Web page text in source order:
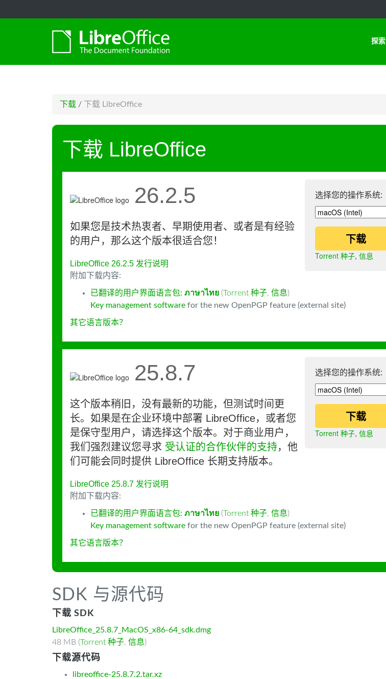
探索
下载 / 下载 LibreOffice
下载 LibreOffice
选择您的操作系统:
下载
Torrent 种子, 信息
26.2.5
如果您是技术热衷者、早期使用者、或者是有经验
的用户，那么这个版本很适合您！
LibreOffice 26.2.5 发行说明
附加下载内容:
已翻译的用户界面语言包: ภาษาไทย (Torrent 种子, 信息)
Key management software for the new OpenPGP feature (external site)
其它语言版本？
选择您的操作系统:
下载
Torrent 种子, 信息
25.8.7
这个版本稍旧，没有最新的功能，但测试时间更
长。如果是在企业环境中部署 LibreOffice，或者您
是保守型用户，请选择这个版本。对于商业用户，
我们强烈建议您寻求 受认证的合作伙伴的支持，他
们可能会同时提供 LibreOffice 长期支持版本。
LibreOffice 25.8.7 发行说明
附加下载内容:
已翻译的用户界面语言包: ภาษาไทย (Torrent 种子, 信息)
Key management software for the new OpenPGP feature (external site)
其它语言版本？
SDK 与源代码
下载 SDK
LibreOffice_25.8.7_MacOS_x86-64_sdk.dmg
48 MB (Torrent 种子, 信息)
下载源代码
libreoffice-25.8.7.2.tar.xz